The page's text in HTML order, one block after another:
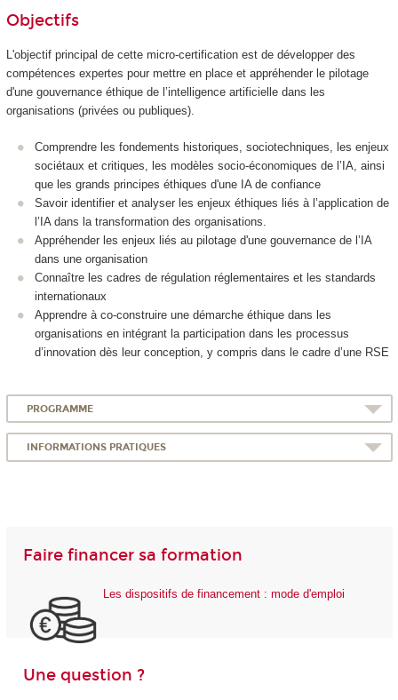
Objectifs
L'objectif principal de cette micro-certification est de développer des
compétences expertes pour mettre en place et appréhender le pilotage
d'une gouvernance éthique de l’intelligence artificielle dans les
organisations (privées ou publiques).
Comprendre les fondements historiques, sociotechniques, les enjeux
sociétaux et critiques, les modèles socio-économiques de l’IA, ainsi
que les grands principes éthiques d'une IA de confiance
Savoir identifier et analyser les enjeux éthiques liés à l’application de
l’IA dans la transformation des organisations.
Appréhender les enjeux liés au pilotage d'une gouvernance de l’IA
dans une organisation
Connaître les cadres de régulation réglementaires et les standards
internationaux
Apprendre à co-construire une démarche éthique dans les
organisations en intégrant la participation dans les processus
d’innovation dès leur conception, y compris dans le cadre d’une RSE
PROGRAMME
INFORMATIONS PRATIQUES
Faire financer sa formation
Les dispositifs de financement : mode d'emploi
Une question ?